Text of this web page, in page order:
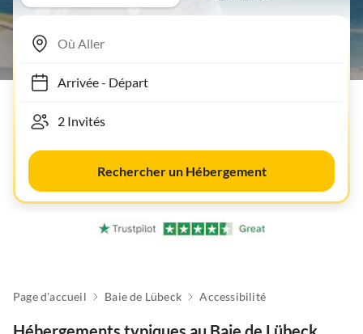
Arrivée- Départ
Rechercher un Hébergement
Page d'accueil Baie de Lübeck Accessibilité